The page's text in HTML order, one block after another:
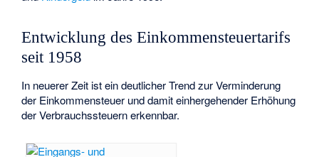
Entwicklung des Einkommensteuertarifs
seit 1958
In neuerer Zeit ist ein deutlicher Trend zur Verminderung
der Einkommensteuer und damit einhergehender Erhöhung
der Verbrauchssteuern erkennbar.